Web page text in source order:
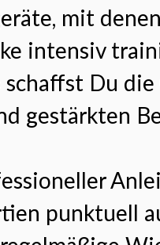
mit
intensiv
schaffst Du
gestärkten
punktuell